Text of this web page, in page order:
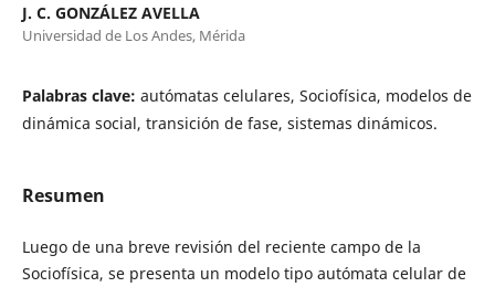
J. C. GONZÁLEZ AVELLA
Universidad de Los Andes, Mérida
Palabras clave: autómatas celulares, Sociofísica, modelos de
dinámica social, transición de fase, sistemas dinámicos.
Resumen
Luego de una breve revisión del reciente campo de la
Sociofísica, se presenta un modelo tipo autómata celular de